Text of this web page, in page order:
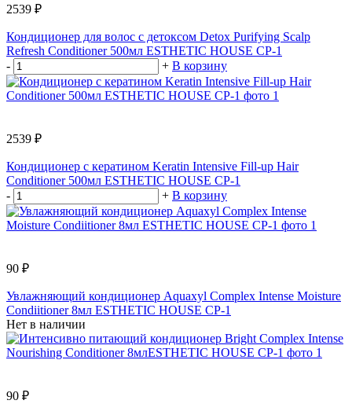
2539 ₽
Кондиционер для волос с детоксом Detox Purifying Scalp
Refresh Conditioner 500мл ESTHETIC HOUSE CP-1
-
+ В корзину
2539 ₽
Кондиционер с кератином Keratin Intensive Fill-up Hair
Conditioner 500мл ESTHETIC HOUSE CP-1
-
+ В корзину
90 ₽
Увлажняющий кондиционер Aquaxyl Complex Intense Moisture
Condiitioner 8мл ESTHETIC HOUSE CP-1
Нет в наличии
90 ₽